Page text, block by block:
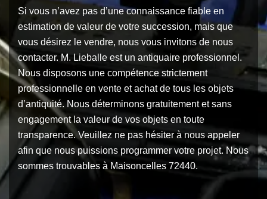
Si vous n’avez pas d’une connaissance fiable en
estimation de valeur de votre succession, mais que
vous désirez le vendre, nous vous invitons de nous
contacter. M. Lieballe est un antiquaire professionnel.
Nous disposons une compétence strictement
professionnelle en vente et achat de tous les objets
d’antiquité. Nous déterminons gratuitement et sans
engagement la valeur de vos objets en toute
transparence. Veuillez ne pas hésiter à nous appeler
afin que nous puissions programmer votre projet. Nous
sommes trouvables à Maisoncelles 72440.